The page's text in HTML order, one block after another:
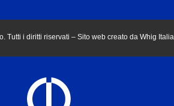
Tutti i diritti riservati – Sito web creato da Whig Italia